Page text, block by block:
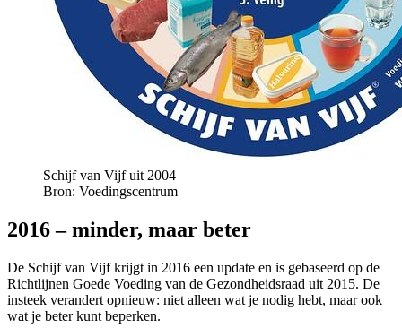
Schijf van Vijf uit 2004
Bron: Voedingscentrum
2016 – minder, maar beter
De Schijf van Vijf krijgt in 2016 een update en is gebaseerd op de
Richtlijnen Goede Voeding van de Gezondheidsraad uit 2015. De
insteek verandert opnieuw: niet alleen wat je nodig hebt, maar ook
wat je beter kunt beperken.